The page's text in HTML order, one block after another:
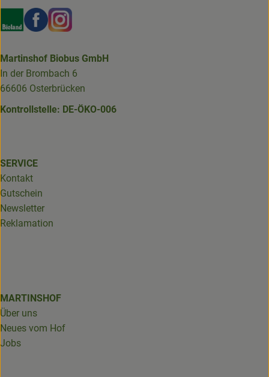
Externer Link zu https://www.bioland.de/verbraucher
Externer Link zu https://www.facebook.com/
Externer Link zu https://www.instagram.com/
Martinshof Biobus GmbH
In der Brombach 6
66606 Osterbrücken
Kontrollstelle: DE-ÖKO-006
SERVICE
Kontakt
Gutschein
Newsletter
Reklamation
MARTINSHOF
Über uns
Neues vom Hof
Jobs